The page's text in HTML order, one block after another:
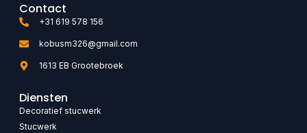
Contact
+31 619 578 156
kobusm326@gmail.com
1613 EB Grootebroek
Diensten
Decoratief stucwerk
Stucwerk